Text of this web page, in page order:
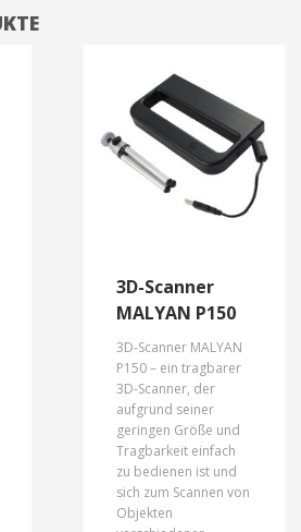
3D-Scanner
MALYAN P150
3D-Scanner MALYAN
P150 – ein tragbarer
3D-Scanner, der
aufgrund seiner
geringen Größe und
Tragbarkeit einfach
zu bedienen ist und
sich zum Scannen von
Objekten